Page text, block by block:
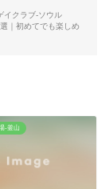
イクラブ-ソウル
｜初めてでも楽しめ
-釜山